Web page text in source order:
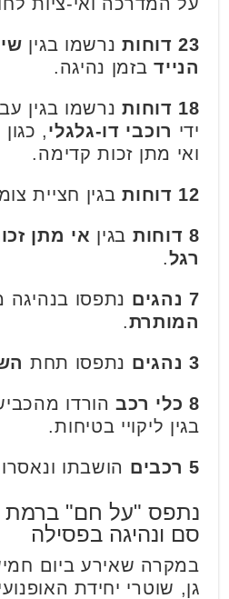
23 דוחות נרשמו בגין
הניידבזמן נהיגה.
18 דוחות
נרשמו בגין
ידי רוכבי דו-גלגלי,
ואי מתן זכות קדימה.
12 דוחות בגין חציית
8 דוחות בגין אי מתן
רגל.
7 נהגים נתפסו בנהיגה
המותרת.
3 נהגים נתפסו תחת
8 כלי רכב
הורדו
בגין ליקויי בטיחות.
5 רכבים הושבתו
סם ונהיגה בפסילה
במקרה שאירע ביום
גן, שוטרי יחידת